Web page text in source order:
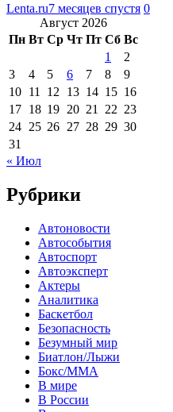
Lenta.ru7 месяцев спустя 0
Август 2026
Пн Вт Ср Чт Пт Сб Вс
1
2
3
4 5 6 7 8
9
10 11 12 13 14 15 16
17 18 19 20 21 22 23
24 25 26 27 28 29 30
31
« Июл
Рубрики
Автоновости
Автособытия
Автоспорт
Автоэксперт
Актеры
Аналитика
Баскетбол
Безопасность
Безумный мир
Биатлон/Лыжи
Бокс/MMA
В мире
В России